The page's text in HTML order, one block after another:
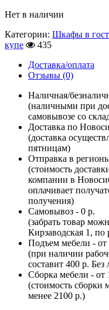
Нет в наличии
Категории: Шкафы в
купе
435
Доставка/оплата
Отзывы (0)
Наличная/
(наличными при
самовывозе со
Доставка по
(доставка
пятницам)
Отправка в
(стоимость
компании в
оплачивает
получения)
Самовывоз - 0 р.
(забрать товар
Кирзаводская 1, по
Подъем мебели - от
(при наличии
составит 400 р.
Сборка мебели - от
(стоимость сборки
менее 2100 р.)